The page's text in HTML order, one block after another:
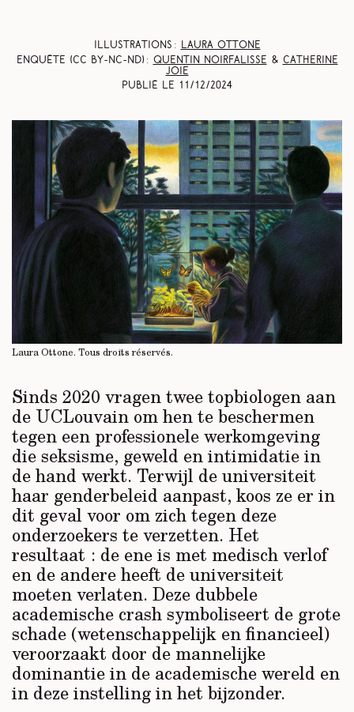
Illustrations :
Laura Ottone
Enquête (CC BY-NC-ND) : Quentin Noirfalisse &
Catherine
Joie
Publié le 11/12/2024
Laura Ottone. Tous droits réservés.
Sinds 2020 vragen twee topbiologen aan
de UCLouvain om hen te beschermen
tegen een professionele werkomgeving
die seksisme, geweld en intimidatie in
de hand werkt. Terwijl de universiteit
haar genderbeleid aanpast, koos ze er in
dit geval voor om zich tegen deze
onderzoekers te verzetten. Het
resultaat : de ene is met medisch verlof
en de andere heeft de universiteit
moeten verlaten. Deze dubbele
academische crash symboliseert de grote
schade (wetenschappelijk en financieel)
veroorzaakt door de mannelijke
dominantie in de academische wereld en
in deze instelling in het bijzonder.